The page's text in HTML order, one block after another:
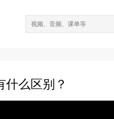
什么区别？